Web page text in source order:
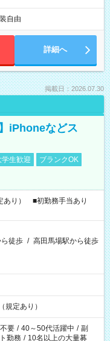
自由
詳細へ
掲載日：2026.07.30
iPhoneなどス
学生歓迎
ブランクOK
あり） ■初勤務手当あり
徒歩 / 高田馬場駅から徒歩
定あり）
要 / 40～50代活躍中 / 副
勤務 / 10名以上の大量募